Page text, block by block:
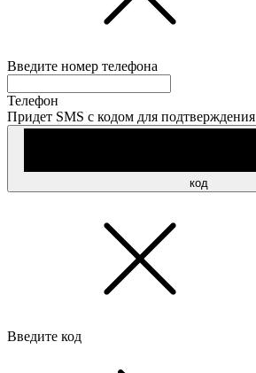
Введите номер телефона
Телефон
Придет SMS с кодом для подтверждения
код
Введите код